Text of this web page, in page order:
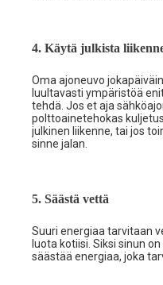
4. Käytä julkista
Oma ajoneuvo
luultavasti ympäristöä
tehdä. Jos et aja
polttoainetehokas
julkinen liikenne, tai jos
sinne jalan.
5. Säästä vettä
Suuri energiaa tarvitaan
luota kotiisi. Siksi sinun
säästää energiaa, joka